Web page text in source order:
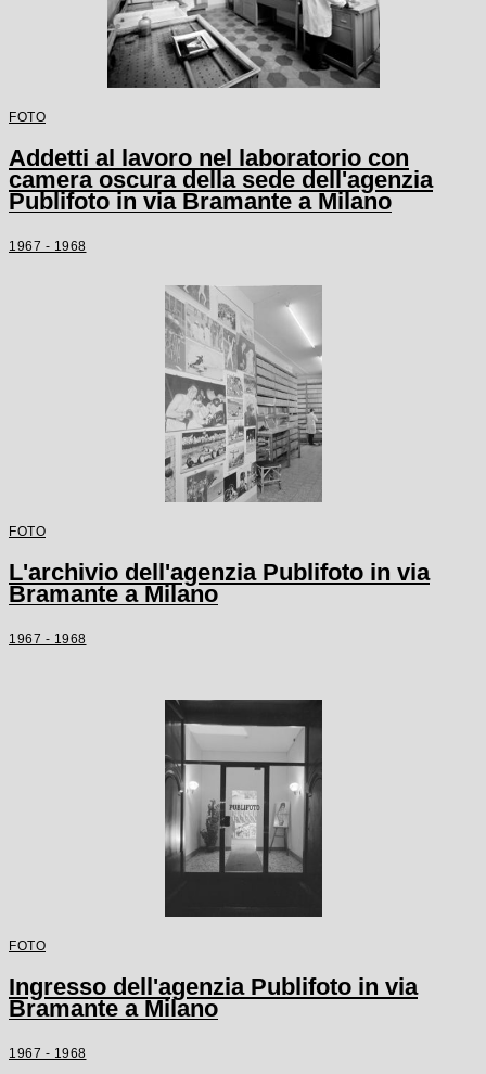
FOTO
Addetti al lavoro nel laboratorio con
camera oscura della sede dell'agenzia
Publifoto in via Bramante a Milano
1967 - 1968
FOTO
L'archivio dell'agenzia Publifoto in via
Bramante a Milano
1967 - 1968
FOTO
Ingresso dell'agenzia Publifoto in via
Bramante a Milano
1967 - 1968